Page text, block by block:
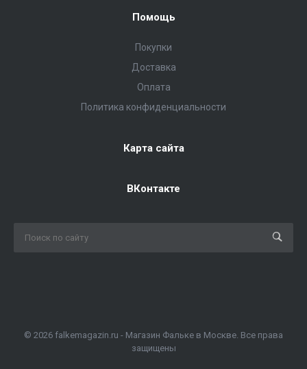
Помощь
Покупки
Доставка
Оплата
Политика конфиденциальности
Карта сайта
ВКонтакте
© 2026 falkemagazin.ru - Магазин Фальке в Москве. Все права
защищены